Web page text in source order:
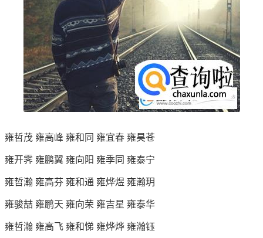
雍哲茂 雍高峰 雍和同 雍宜春 雍昊苍
雍开霁 雍鹏翼 雍向阳 雍季同 雍泰宁
雍哲瀚 雍高芬 雍和通 雍烨煜 雍瀚玥
雍骏喆 雍鹏天 雍向荣 雍吉星 雍泰华
雍哲瀚 雍高飞 雍和悌 雍烨烨 雍瀚钰